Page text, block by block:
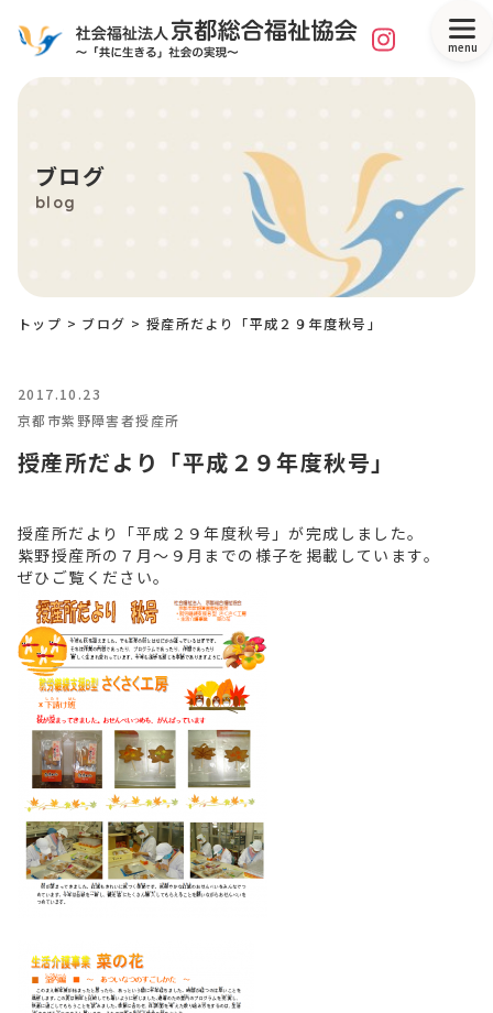
menu
ブログ
blog
トップ > ブログ > 授産所だより「平成２９年度秋号」
2017.10.23
京都市紫野障害者授産所
授産所だより「平成２９年度秋号」
授産所だより「平成２９年度秋号」が完成しました。
紫野授産所の７月～９月までの様子を掲載しています。
ぜひご覧ください。